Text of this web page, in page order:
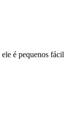
é pequenos fácil